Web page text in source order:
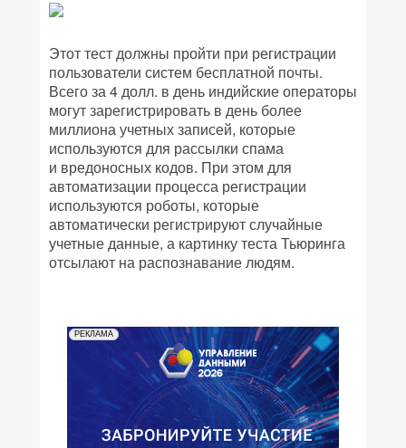
Этот тест должны пройти при регистрации
пользователи систем бесплатной почты.
Всего за 4 долл. в день индийские операторы
могут зарегистрировать в день более
миллиона учетных записей, которые
используются для рассылки спама
и вредоносных кодов. При этом для
автоматизации процесса регистрации
используются роботы, которые
автоматически регистрируют случайные
учетные данные, а картинку теста Тьюринга
отсылают на распознавание людям.
РЕКЛАМА